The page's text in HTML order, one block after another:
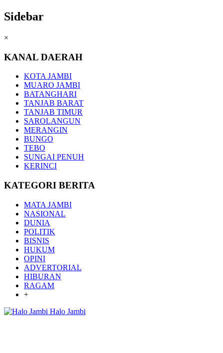
Sidebar
×
KANAL DAERAH
KOTA JAMBI
MUARO JAMBI
BATANGHARI
TANJAB BARAT
TANJAB TIMUR
SAROLANGUN
MERANGIN
BUNGO
TEBO
SUNGAI PENUH
KERINCI
KATEGORI BERITA
MATA JAMBI
NASIONAL
DUNIA
POLITIK
BISNIS
HUKUM
OPINI
ADVERTORIAL
HIBURAN
RAGAM
+
Halo Jambi